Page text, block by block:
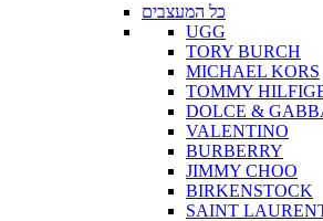
כל המעצבים
UGG
TORY BURCH
MICHAEL KORS
TOMMY
DOLCE &
VALENTINO
BURBERRY
JIMMY CHOO
BIRKENSTOCK
SAINT